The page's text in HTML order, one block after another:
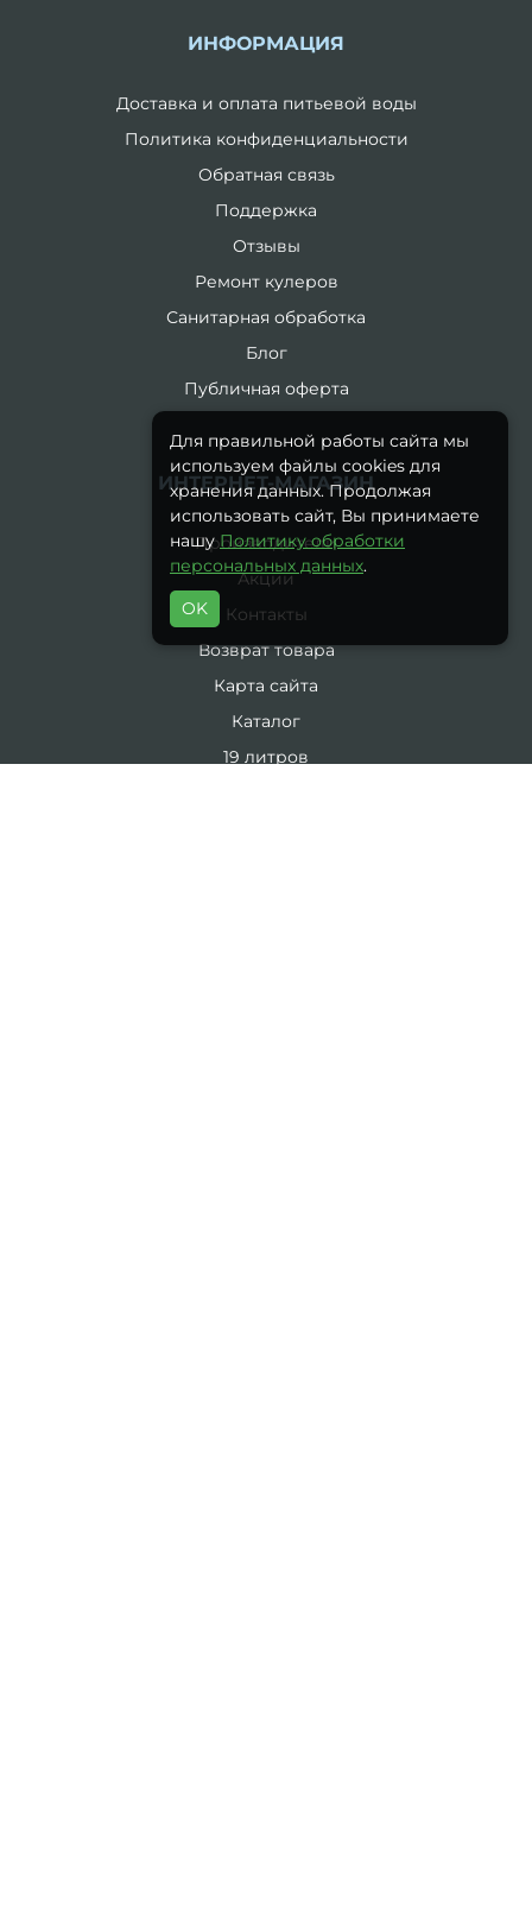
ИНФОРМАЦИЯ
Доставка и оплата питьевой воды
Политика конфиденциальности
Обратная связь
Поддержка
Отзывы
Ремонт кулеров
Санитарная обработка
Блог
Публичная оферта
ИНТЕРНЕТ-МАГАЗИН
Производители
Акции
Контакты
Возврат товара
Карта сайта
Каталог
19 литров
Для правильной работы сайта мы
используем файлы cookies для
хранения данных. Продолжая
использовать сайт, Вы принимаете
нашуПолитику обработки
персональных данных.
OK